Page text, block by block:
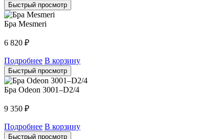
Быстрый просмотр
Бра Mesmeri
6 820 ₽
Подробнее В корзину
Быстрый просмотр
Бра Odeon 3001–D2/4
9 350 ₽
Подробнее В корзину
Быстрый просмотр